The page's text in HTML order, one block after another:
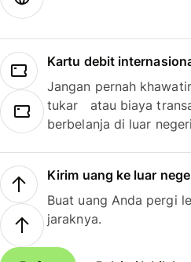
Kartu debit
Jangan pernah
tukar atau biaya
berbelanja di luar
Kirim uang ke luar
Buat uang Anda pergi
jaraknya.